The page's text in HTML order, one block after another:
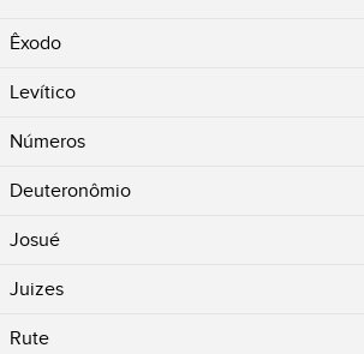
Êxodo
Levítico
Números
Deuteronômio
Josué
Juizes
Rute